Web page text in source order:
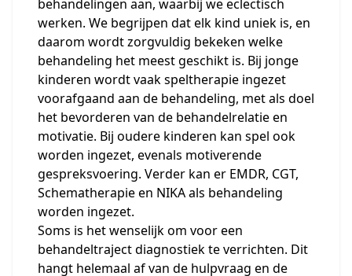
behandelingen aan, waarbij we eclectisch
werken. We begrijpen dat elk kind uniek is, en
daarom wordt zorgvuldig bekeken welke
behandeling het meest geschikt is. Bij jonge
kinderen wordt vaak speltherapie ingezet
voorafgaand aan de behandeling, met als doel
het bevorderen van de behandelrelatie en
motivatie. Bij oudere kinderen kan spel ook
worden ingezet, evenals motiverende
gespreksvoering. Verder kan er EMDR, CGT,
Schematherapie en NIKA als behandeling
worden ingezet.
Soms is het wenselijk om voor een
behandeltraject diagnostiek te verrichten. Dit
hangt helemaal af van de hulpvraag en de